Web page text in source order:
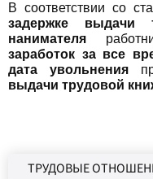
В соответствии со
задержке выдачи
нанимателя
заработок за все
дата увольнения
выдачи трудовой
ТРУДОВЫЕ